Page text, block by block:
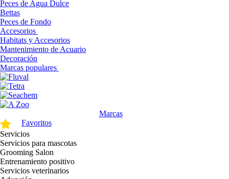
Peces de Agua Dulce
Bettas
Peces de Fondo
Accesorios
Habitats y Accesorios
Mantenimiento de Acuario
Decoración
Marcas populares
Marcas
Favoritos
Servicios
Servicios para mascotas
Grooming Salon
Entrenamiento positivo
Servicios veterinarios